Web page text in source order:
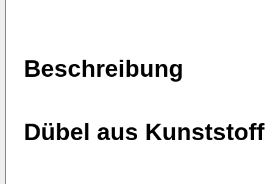
Beschreibung
Dübel aus Kunststoff